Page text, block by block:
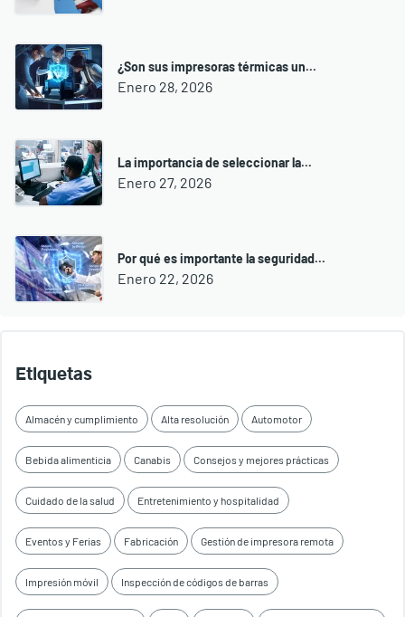
¿Son sus impresoras térmicas un...
Enero 28, 2026
La importancia de seleccionar la...
Enero 27, 2026
Por qué es importante la seguridad...
Enero 22, 2026
Etiquetas
Almacén y cumplimiento Alta resolución Automotor
Bebida alimenticia Canabis Consejos y mejores prácticas
Cuidado de la salud Entretenimiento y hospitalidad
Eventos y Ferias Fabricación Gestión de impresora remota
Impresión móvil Inspección de códigos de barras